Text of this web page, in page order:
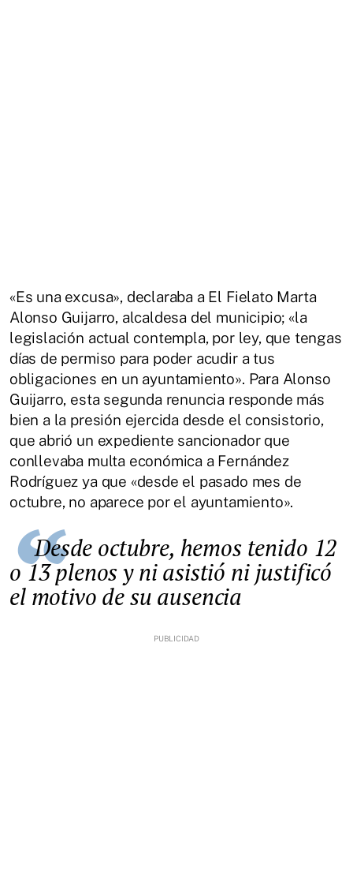
«Es una excusa», declaraba a El Fielato Marta
Alonso Guijarro, alcaldesa del municipio; «la
legislación actual contempla, por ley, que tengas
días de permiso para poder acudir a tus
obligaciones en un ayuntamiento». Para Alonso
Guijarro, esta segunda renuncia responde más
bien a la presión ejercida desde el consistorio,
que abrió un expediente sancionador que
conllevaba multa económica a Fernández
Rodríguez ya que «desde el pasado mes de
octubre, no aparece por el ayuntamiento».
Desde octubre, hemos tenido 12
o 13 plenos y ni asistió ni justificó
el motivo de su ausencia